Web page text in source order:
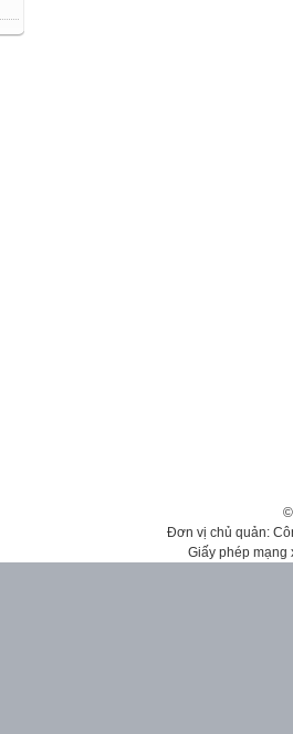
Đơn vị chủ quản:
Giấy phép mạng